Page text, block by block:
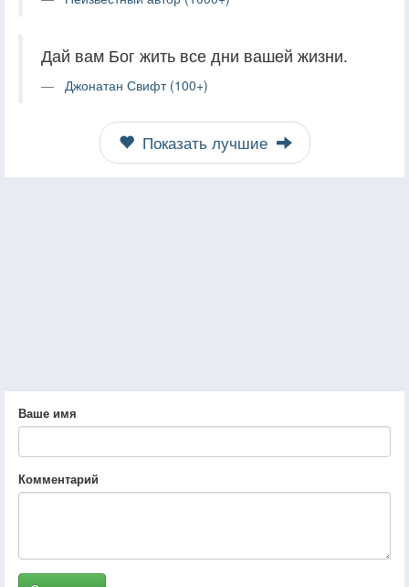
Дай вам Бог жить все дни вашей жизни.
Джонатан Свифт (100+)
Показать лучшие
Ваше имя
Комментарий